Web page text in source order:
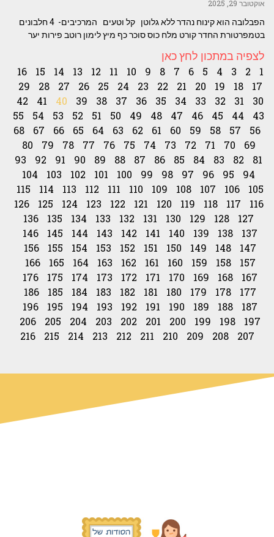
אוקטובר 29, 2025
הפבלובה הוא קינוח נהדר ללא גלוטן קל וטעים המרכיבים- 4 חלבונים
בטמפרטורת החדר קורט מלח כוס סוכר כף מיץ לימון רוטב פירות יער
לצפיה במתכון לחץ כאן
1
2
3
4
5
6
7
8
9
10
11
12
13
14
15
16
17
18
19
20
21
22
23
24
25
26
27
28
29
30
31
32
33
34
35
36
37
38
39
40
41
42
43
44
45
46
47
48
49
50
51
52
53
54
55
56
57
58
59
60
61
62
63
64
65
66
67
68
69
70
71
72
73
74
75
76
77
78
79
80
81
82
83
84
85
86
87
88
89
90
91
92
93
94
95
96
97
98
99
100
101
102
103
104
105
106
107
108
109
110
111
112
113
114
115
116
117
118
119
120
121
122
123
124
125
126
127
128
129
130
131
132
133
134
135
136
137
138
139
140
141
142
143
144
145
146
147
148
149
150
151
152
153
154
155
156
157
158
159
160
161
162
163
164
165
166
167
168
169
170
171
172
173
174
175
176
177
178
179
180
181
182
183
184
185
186
187
188
189
190
191
192
193
194
195
196
197
198
199
200
201
202
203
204
205
206
207
208
209
210
211
212
213
214
215
216